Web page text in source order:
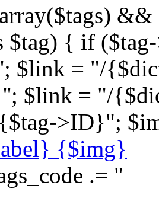
&&
$tag) { if
$link = "/
''; $link = "/
>ID}";
{$img}
.= "